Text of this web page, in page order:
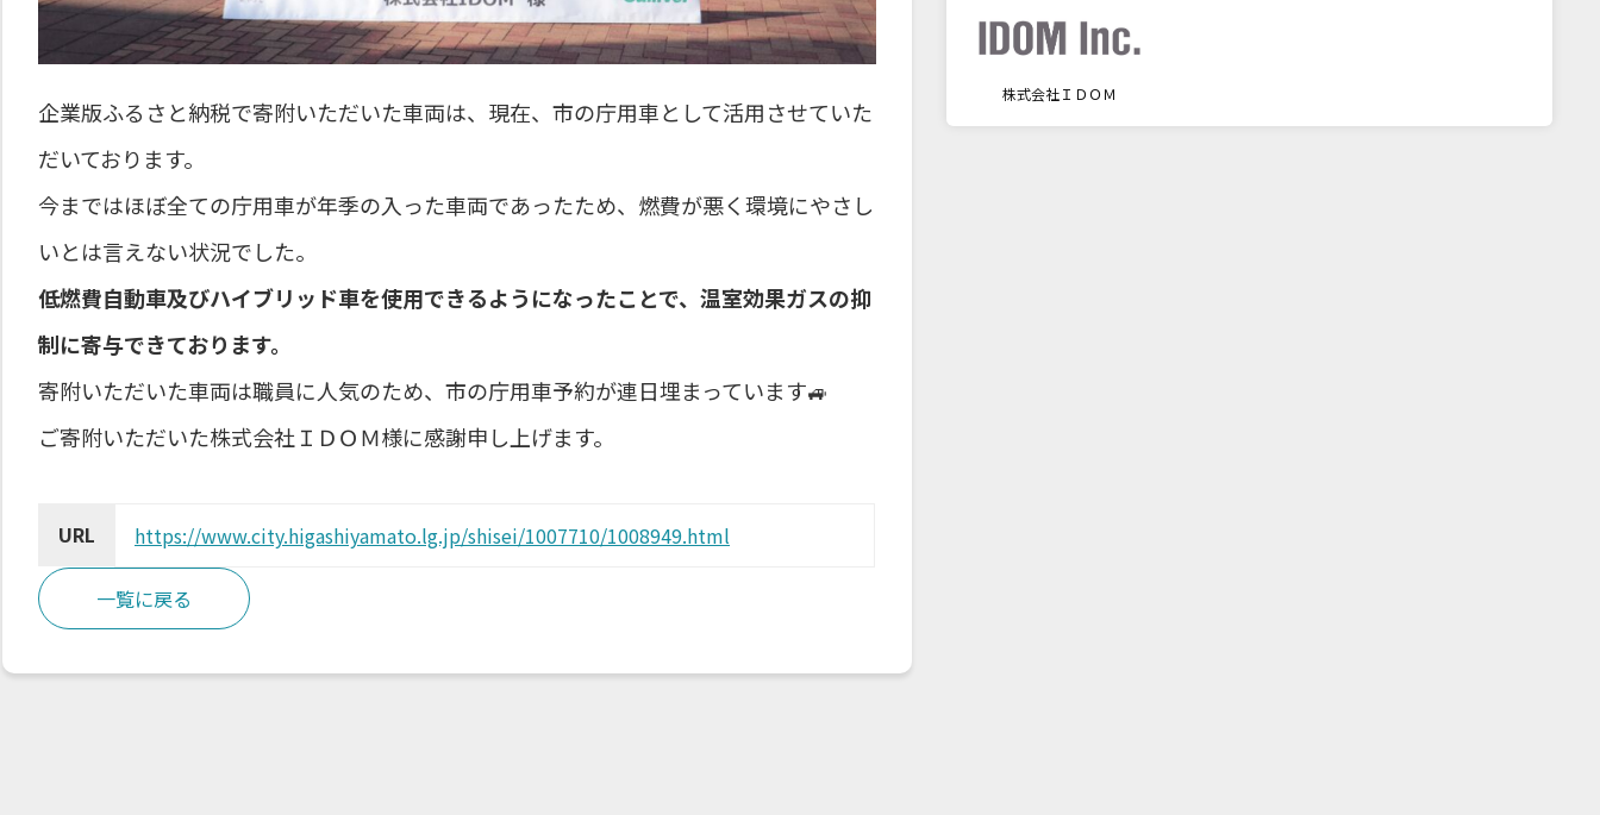
企業版ふるさと納税で寄附いただいた車両は、現在、市の庁用車として活用させていた
だいております。
今まではほぼ全ての庁用車が年季の入った車両であったため、燃費が悪く環境にやさし
いとは言えない状況でした。
低燃費自動車及びハイブリッド車を使用できるようになったことで、温室効果ガスの抑
制に寄与できております。
寄附いただいた車両は職員に人気のため、市の庁用車予約が連日埋まっています🚙
ご寄附いただいた株式会社ＩＤＯＭ様に感謝申し上げます。
URL https://www.city.higashiyamato.lg.jp/shisei/1007710/1008949.html
一覧に戻る
株式会社ＩＤＯＭ